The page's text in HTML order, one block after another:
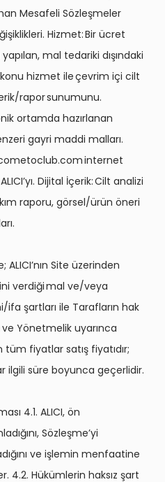
Mesafeli Sözleşmeler
Hizmet: Bir ücret
mal tedariki dışındaki
hizmet ile çevrim içi cilt
rapor sunumunu.
ortamda hazırlanan
gayri maddi malları.
internet
Dijital İçerik: Cilt analizi
raporu, görsel/ürün öneri
ALICI’nın Site üzerinden
verdiği mal ve/veya
ifa şartları ile Tarafların hak
Yönetmelik uyarınca
fiyatlar satış fiyatıdır;
ilgili süre boyunca geçerlidir.
4.1. ALICI, ön
Sözleşme’yi
ve işlemin menfaatine
4.2. Hükümlerin haksız şart